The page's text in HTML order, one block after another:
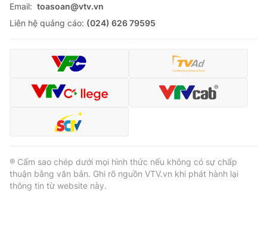
Email: toasoan@vtv.vn
Liên hệ quảng cáo: (024) 626 79595
® Cấm sao chép dưới mọi hình thức nếu không có sự chấp
thuận bằng văn bản. Ghi rõ nguồn VTV.vn khi phát hành lại
thông tin từ website này.